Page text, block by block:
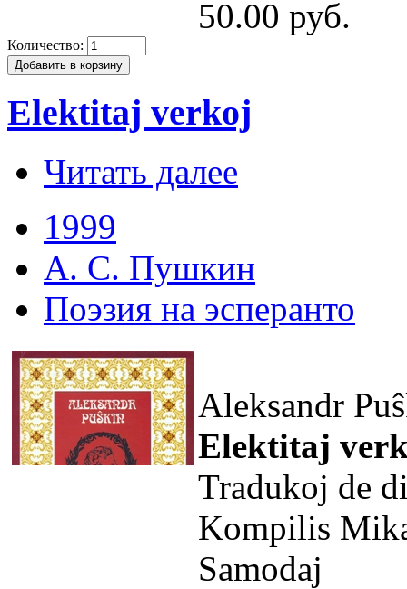
50.00 руб.
Количество:
Elektitaj verkoj
Читать далее
1999
А. С. Пушкин
Поэзия на эсперанто
Aleksandr
Elektitaj
Tradukoj de
Kompilis
Samodaj